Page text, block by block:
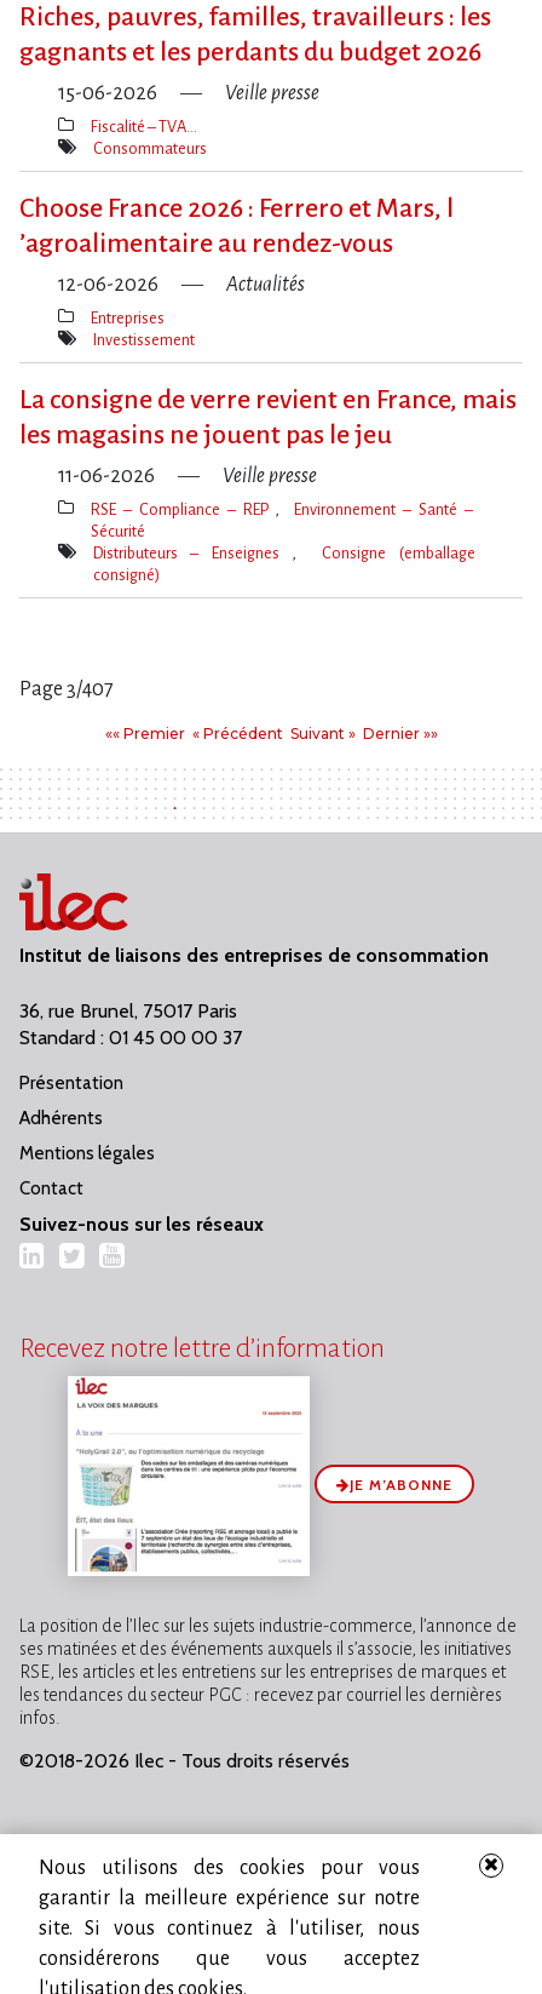
Riches, pauvres, familles, travailleurs : les
gagnants et les perdants du budget 2026
15-06-2026 Veille presse
Thèmes(s)
Fiscalité – TVA…
Mot(s)-
Consommateurs
Choose France 2026 : Ferrero et Mars, l​
‌’agroalimentaire au rendez-vous
12-06-2026 Actualités
Thèmes(s)
Entreprises
Mot(s)-
Investissement
La consigne de verre revient en France, mais
les magasins ne jouent pas le jeu
11-06-2026 Veille presse
Thèmes(s)
RSE – Compliance – REP
Environnement – Santé –
Sécurité
Mot(s)-
Distributeurs – Enseignes
Consigne (emballage
consigné)
Page 3/407
«« PremierPremier
« PrécédentPrécédent
Suivant
Suivant » Dernier
Dernier »»
Institut de liaisons des entreprises de consommation
36, rue Brunel, 75017 Paris
Standard : 01 45 00 00 37
Présentation
Adhérents
Mentions légales
Contact
Suivez-nous sur les réseaux
LinkedIn
TwitterYouTube
Recevez notre lettre d’information
JE M’ABONNE
La position de l’Ilec sur les sujets industrie-commerce, l’annonce de
ses matinées et des événements auxquels il s’associe, les initiatives
RSE, les articles et les entretiens sur les entreprises de marques et
les tendances du secteur PGC : recevez par courriel les dernières
infos.
©2018-2026 Ilec - Tous droits réservés
Nous utilisons des cookies pour vous
garantir la meilleure expérience sur notre
site. Si vous continuez à l'utiliser, nous
considérerons que vous acceptez
l'utilisation des cookies.